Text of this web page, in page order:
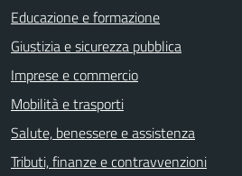
Educazione e formazione
Giustizia e sicurezza pubblica
Imprese e commercio
Mobilità e trasporti
Salute, benessere e assistenza
Tributi, finanze e contravvenzioni